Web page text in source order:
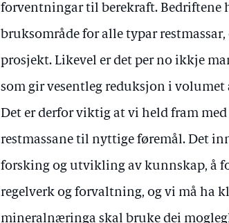
forventningar til berekraft. Bedriftene
bruksområde for alle typar
prosjekt. Likevel er det per no ikkje
som gir vesentleg reduksjon i volumet
Det er derfor viktig at vi held fram
restmassane til nyttige føremål. Det
forsking og utvikling av kunnskap, å
regelverk og forvaltning, og vi må ha
mineralnæringa skal bruke dei